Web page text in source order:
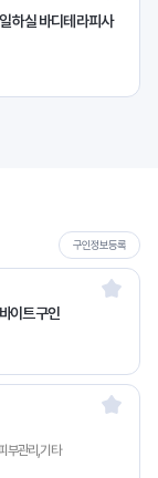
하실 바디테라피사
구인정보등록
이트 구인
부관리,기타